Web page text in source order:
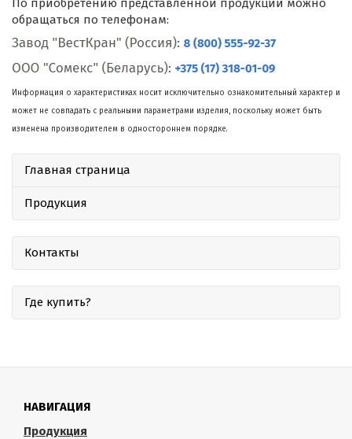
По приобретению представленной продукции можно
обращаться по телефонам:
Информация о характеристиках носит исключительно ознакомительный характер и
может не совпадать с реальными параметрами изделия, поскольку может быть
изменена производителем в одностороннем порядке.
Главная страница
Продукция
Контакты
Где купить?
НАВИГАЦИЯ
Продукция